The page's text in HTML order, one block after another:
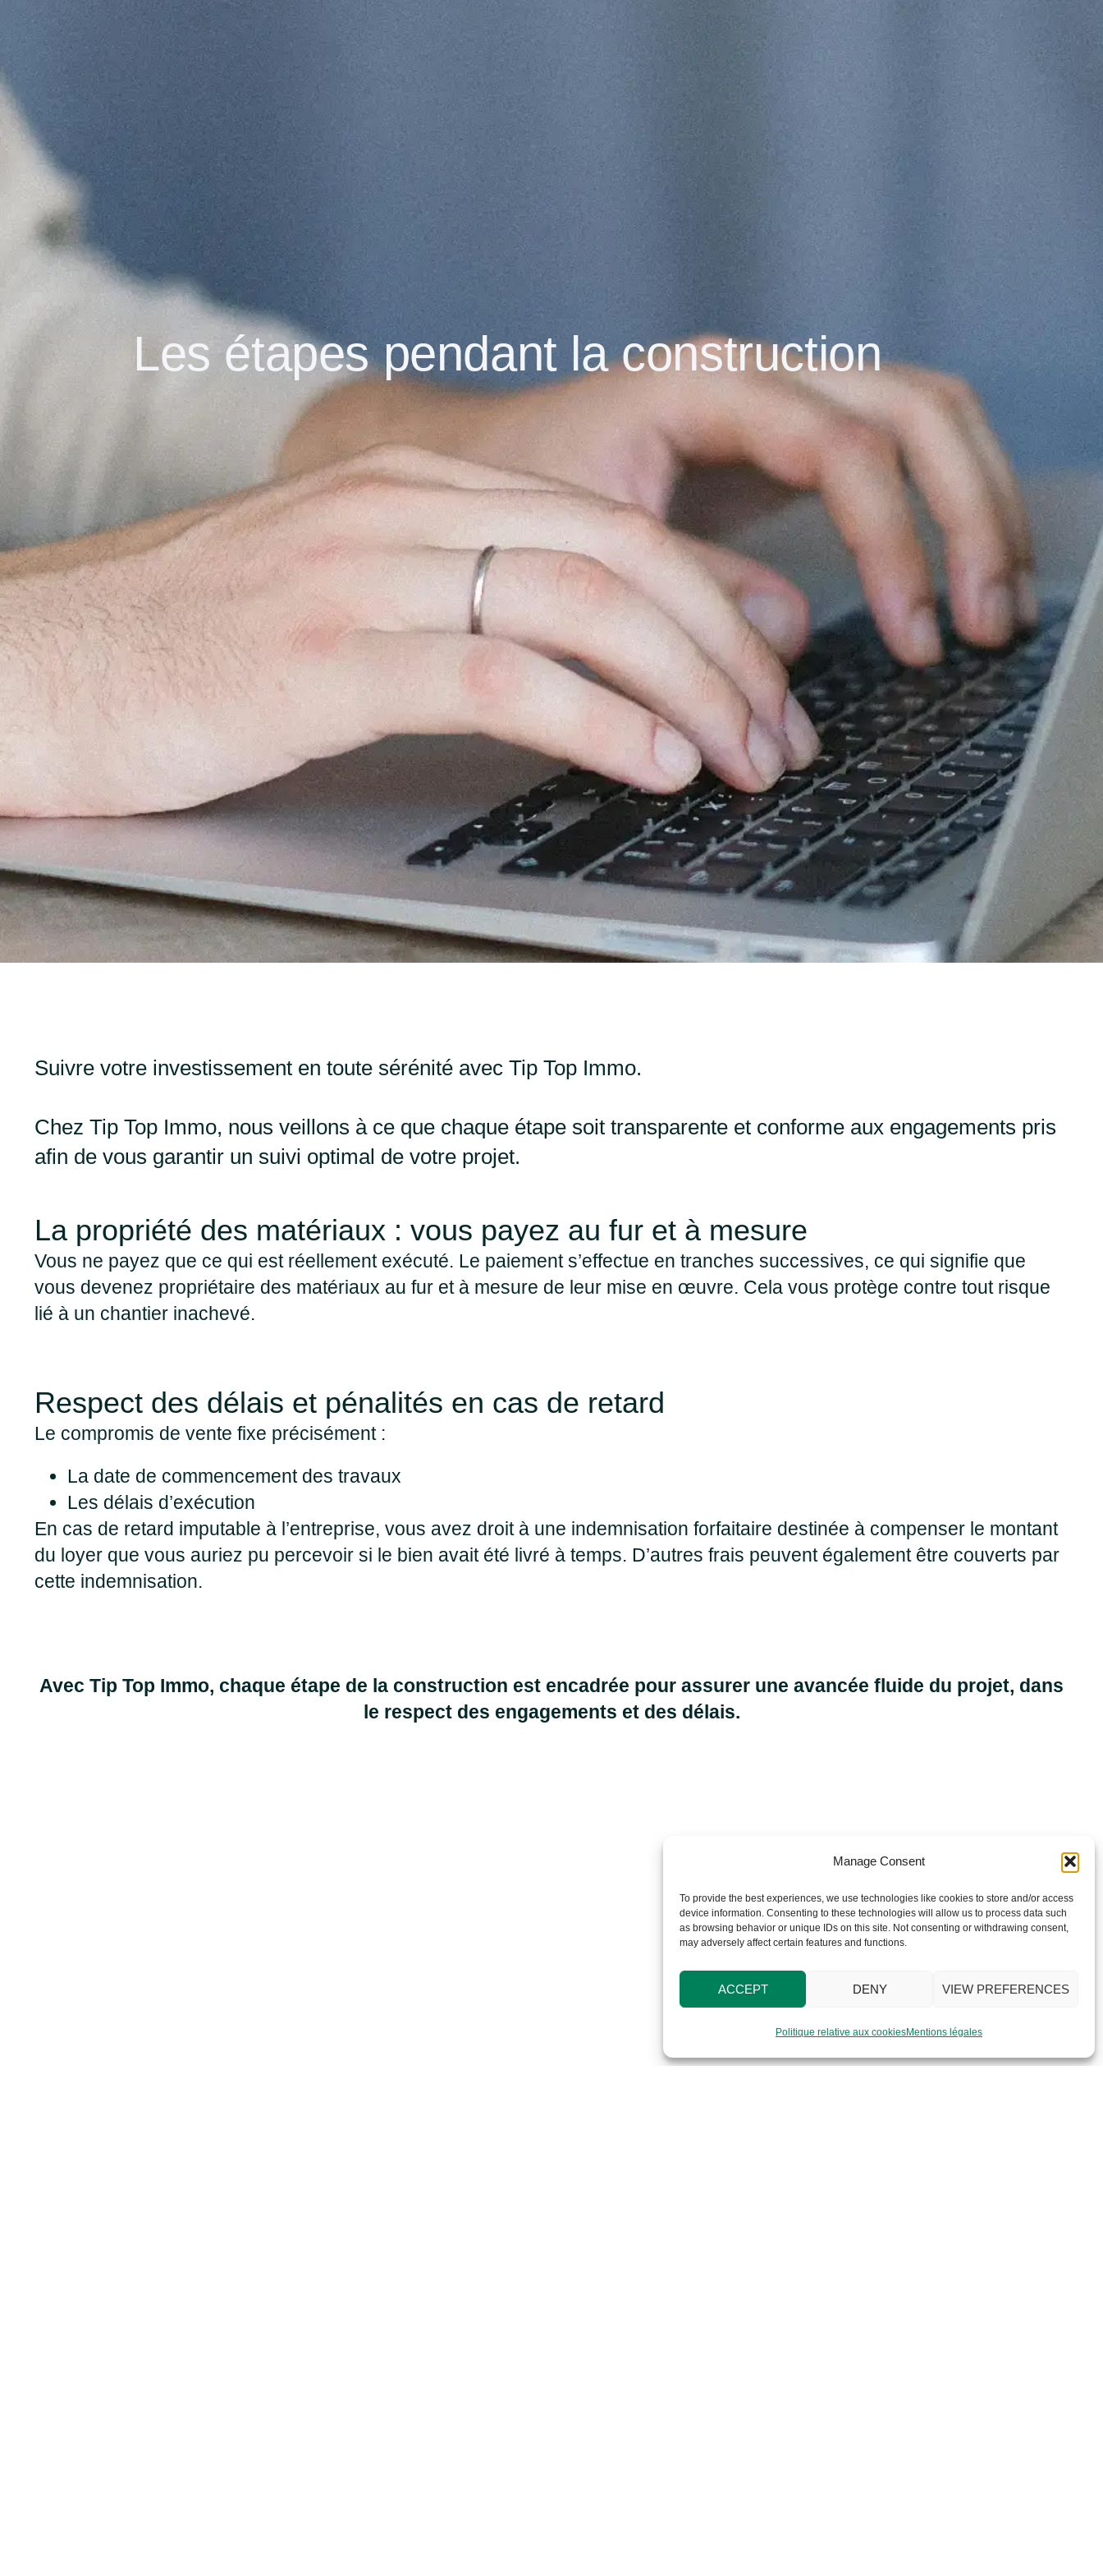
Manage Consent
To provide the best experiences, we use technologies like cookies to store and/or access
device information. Consenting to these technologies will allow us to process data such
as browsing behavior or unique IDs on this site. Not consenting or withdrawing consent,
may adversely affect certain features and functions.
ACCEPT DENY VIEW PREFERENCES
Politique relative aux cookiesMentions légales
Les étapes pendant la construction
Suivre votre investissement en toute sérénité avec Tip Top Immo.
Chez Tip Top Immo, nous veillons à ce que chaque étape soit transparente et conforme aux engagements pris
afin de vous garantir un suivi optimal de votre projet.
La propriété des matériaux : vous payez au fur et à mesure
Vous ne payez que ce qui est réellement exécuté. Le paiement s’effectue en tranches successives, ce qui signifie que
vous devenez propriétaire des matériaux au fur et à mesure de leur mise en œuvre. Cela vous protège contre tout risque
lié à un chantier inachevé.
Respect des délais et pénalités en cas de retard
Le compromis de vente fixe précisément :
La date de commencement des travaux
Les délais d’exécution
En cas de retard imputable à l’entreprise, vous avez droit à une indemnisation forfaitaire destinée à compenser le montant
du loyer que vous auriez pu percevoir si le bien avait été livré à temps. D’autres frais peuvent également être couverts par
cette indemnisation.
Avec Tip Top Immo, chaque étape de la construction est encadrée pour assurer une avancée fluide du projet, dans
le respect des engagements et des délais.
APPARTEMENTS